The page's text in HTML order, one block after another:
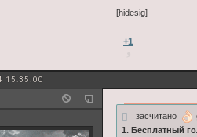
[hidesig]
+1
15:35:00
засчитано
1. Бесплатный